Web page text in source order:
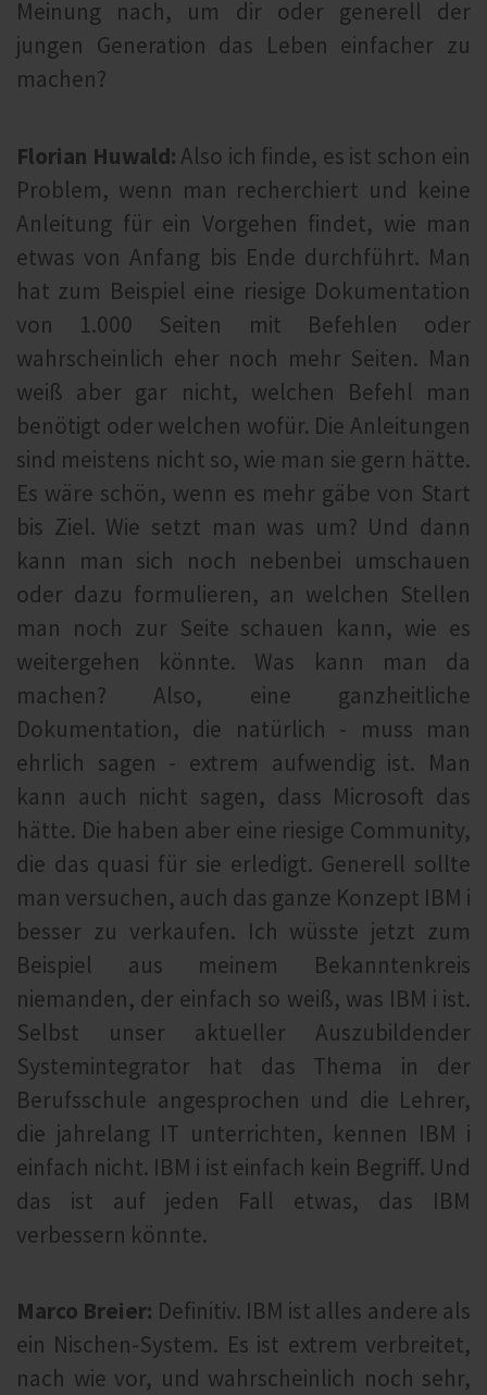
Meinung nach, um dir oder generell der
jungen Generation das Leben einfacher zu
machen?
Florian Huwald:Also ich finde, es ist schon ein
Problem, wenn man recherchiert und keine
Anleitung für ein Vorgehen findet, wie man
etwas von Anfang bis Ende durchführt. Man
hat zum Beispiel eine riesige Dokumentation
von 1.000 Seiten mit Befehlen oder
wahrscheinlich eher noch mehr Seiten. Man
weiß aber gar nicht, welchen Befehl man
benötigt oder welchen wofür. Die Anleitungen
sind meistens nicht so, wie man sie gern hätte.
Es wäre schön, wenn es mehr gäbe von Start
bis Ziel. Wie setzt man was um? Und dann
kann man sich noch nebenbei umschauen
oder dazu formulieren, an welchen Stellen
man noch zur Seite schauen kann, wie es
weitergehen könnte. Was kann man da
machen? Also, eine ganzheitliche
Dokumentation, die natürlich - muss man
ehrlich sagen - extrem aufwendig ist. Man
kann auch nicht sagen, dass Microsoft das
hätte. Die haben aber eine riesige Community,
die das quasi für sie erledigt. Generell sollte
man versuchen, auch das ganze Konzept IBM i
besser zu verkaufen. Ich wüsste jetzt zum
Beispiel aus meinem Bekanntenkreis
niemanden, der einfach so weiß, was IBM i ist.
Selbst unser aktueller Auszubildender
Systemintegrator hat das Thema in der
Berufsschule angesprochen und die Lehrer,
die jahrelang IT unterrichten, kennen IBM i
einfach nicht. IBM i ist einfach kein Begriff. Und
das ist auf jeden Fall etwas, das IBM
verbessern könnte.
Marco Breier: Definitiv. IBM ist alles andere als
ein Nischen-System. Es ist extrem verbreitet,
nach wie vor, und wahrscheinlich noch sehr,